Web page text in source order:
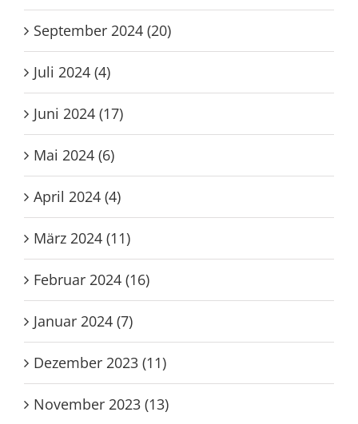
September 2024 (20)
Juli 2024 (4)
Juni 2024 (17)
Mai 2024 (6)
April 2024 (4)
März 2024 (11)
Februar 2024 (16)
Januar 2024 (7)
Dezember 2023 (11)
November 2023 (13)